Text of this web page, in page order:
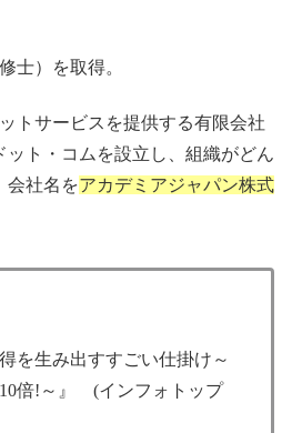
士）を取得。
トサービスを提供する有限会社
ット・コムを設立し、組織がどん
会社名をアカデミアジャパン株式
を生み出すすごい仕掛け～
倍!～』 (インフォトップ